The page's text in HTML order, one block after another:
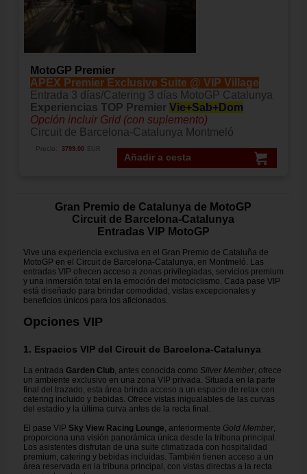
MotoGP Premier
APEX Premier Exclusive Suite @ VIP Village
Entrada 3 días/Catering 3 días MotoGP Catalunya
Experiencias TOP Premier Vie+Sab+Dom
Opción incluir Grid (con suplemento)
Circuit de Barcelona-Catalunya Montmeló
Añadir a cesta
Precio: 3799.00 EUR
Gran Premio de Catalunya de MotoGP
Circuit de Barcelona-Catalunya
Entradas VIP MotoGP
Vive una experiencia exclusiva en el Gran Premio de Cataluña de
MotoGP en el Circuit de Barcelona-Catalunya, en Montmeló. Las
entradas VIP ofrecen acceso a zonas privilegiadas, servicios premium
y una inmersión total en la emoción del motociclismo. Cada pase VIP
está diseñado para brindar comodidad, vistas excepcionales y
beneficios únicos para los aficionados.
Opciones VIP
1. Espacios VIP del Circuit de Barcelona-Catalunya
La entrada Garden Club, antes conocida como Silver Member, ofrece
un ambiente exclusivo en una zona VIP privada. Situada en la parte
final del trazado, esta área brinda acceso a un espacio de relax con
catering incluido y bebidas. Ofrece vistas inigualables de las curvas
del estadio y la última curva antes de la recta final.
El pase VIP Sky View Racing Lounge, anteriormente Gold Member,
proporciona una visión panorámica única desde la tribuna principal.
Los asistentes disfrutan de una suite climatizada con hospitalidad
premium, catering y bebidas incluidas. También tienen acceso a un
área reservada en la tribuna principal, con vistas directas a la recta